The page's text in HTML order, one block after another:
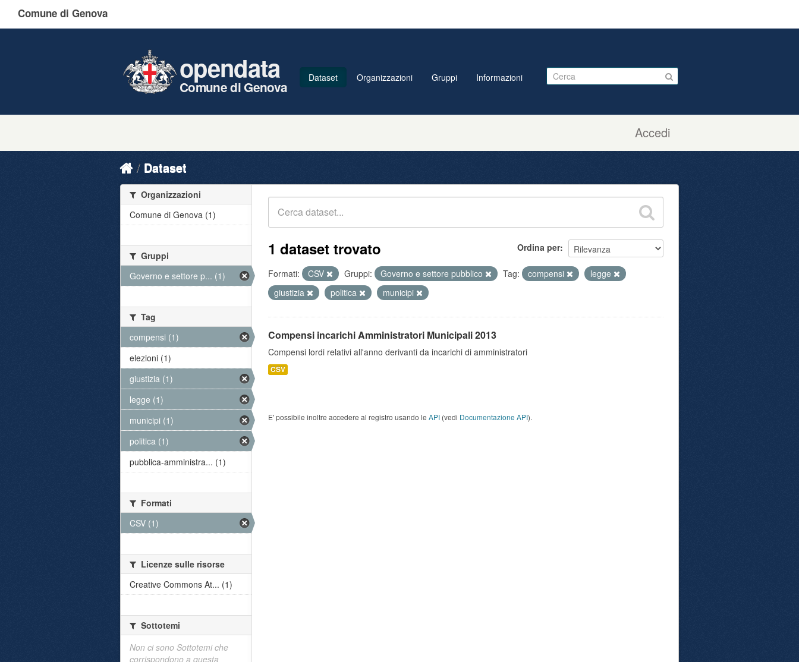
Comune di Genova
Accedi
opendata
Comune di Genova
Dataset Organizzazioni Gruppi Informazioni
Dataset
Ordina per
1 dataset trovato
Formati: CSV Gruppi: Governo e settore pubblico Tag: compensi
legge
giustizia
politica municipi
Compensi incarichi Amministratori Municipali 2013
Compensi lordi relativi all'anno derivanti da incarichi di amministratori
CSV
E' possibile inoltre accedere al registro usando le API (vedi Documentazione API).
Organizzazioni
Comune di Genova (1)
Gruppi
Governo e settore p... (1)
Tag
compensi (1)
elezioni (1)
giustizia (1)
legge (1)
municipi (1)
politica (1)
pubblica-amministra... (1)
Formati
CSV (1)
Licenze sulle risorse
Creative Commons At... (1)
Sottotemi
Non ci sono Sottotemi che
corrispondono a questa